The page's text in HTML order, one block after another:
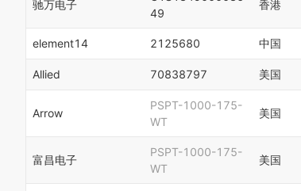
驰万电子
49
香港
element14 2125680 中国
Allied 70838797 美国
Arrow
PSPT-1000-175-
WT
美国
富昌电子
PSPT-1000-175-
WT
美国